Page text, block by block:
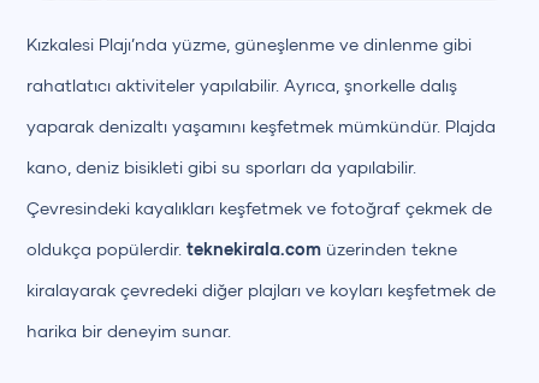
Kızkalesi Plajı’nda yüzme, güneşlenme ve dinlenme gibi
rahatlatıcı aktiviteler yapılabilir. Ayrıca, şnorkelle dalış
yaparak denizaltı yaşamını keşfetmek mümkündür. Plajda
kano, deniz bisikleti gibi su sporları da yapılabilir.
Çevresindeki kayalıkları keşfetmek ve fotoğraf çekmek de
oldukça popülerdir.teknekirala.com üzerinden tekne
kiralayarak çevredeki diğer plajları ve koyları keşfetmek de
harika bir deneyim sunar.